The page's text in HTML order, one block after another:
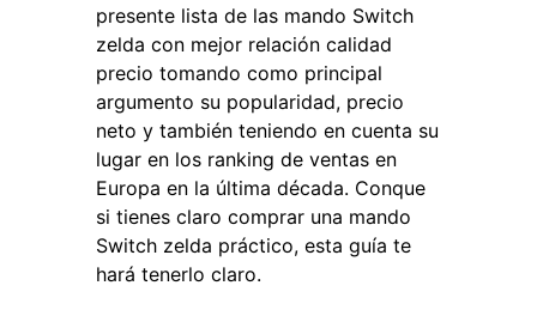
presente lista de las mando Switch
zelda con mejor relación calidad
precio tomando como principal
argumento su popularidad, precio
neto y también teniendo en cuenta su
lugar en los ranking de ventas en
Europa en la última década. Conque
si tienes claro comprar una mando
Switch zelda práctico, esta guía te
hará tenerlo claro.